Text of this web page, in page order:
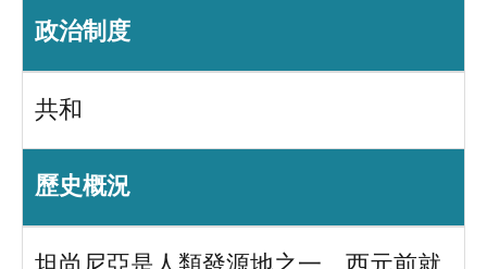
政治制度
共和
歷史概況